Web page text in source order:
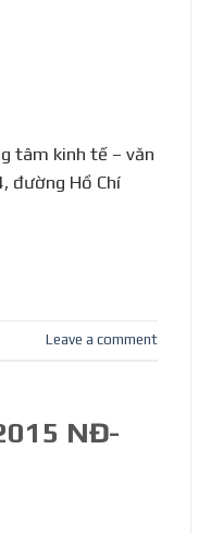
tâm kinh tế – văn
đường Hồ Chí
Leave a comment
NĐ-